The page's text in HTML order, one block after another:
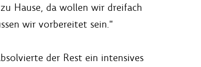
Hause, da wollen wir dreifach
wir vorbereitet sein."
der Rest ein intensives